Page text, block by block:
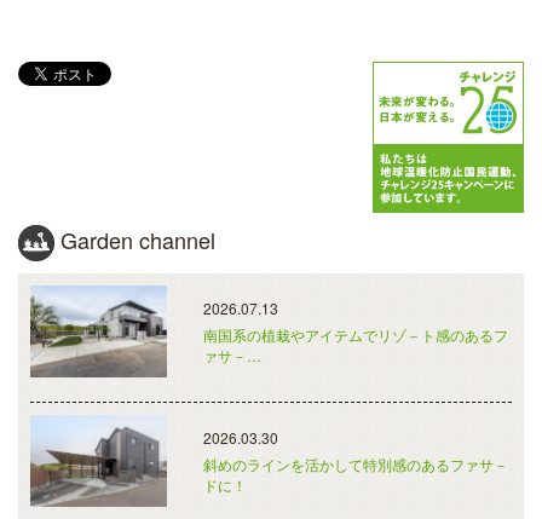
Garden channel
2026.07.13
南国系の植栽やアイテムでリゾ－ト感のあるフ
ァサ－…
2026.03.30
斜めのラインを活かして特別感のあるファサ－
ドに！